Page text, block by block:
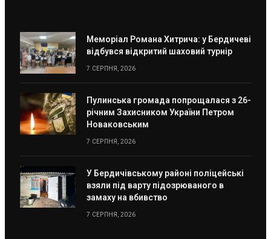
Меморіал Романа Хитрича: у Бердичеві
відбувся відкритий шаховий турнір
7 СЕРПНЯ, 2026
Пулинська громада попрощалася з 26-
річним Захисником України Петром
Новаковським
7 СЕРПНЯ, 2026
У Бердичівському районі поліцейські
взяли під варту підозрюваного в
замаху на вбивство
7 СЕРПНЯ, 2026